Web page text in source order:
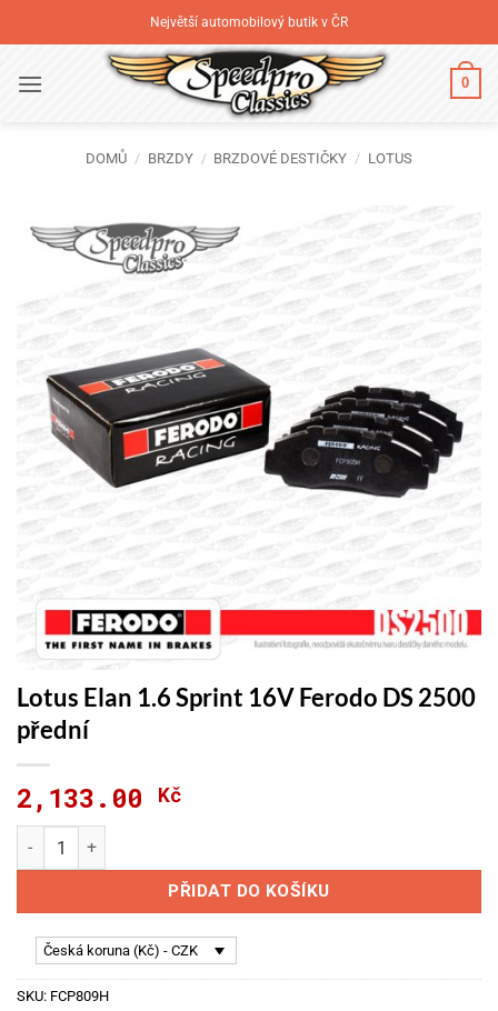
na
Největší automobilový butik v ČR
0
DOMŮ / BRZDY / BRZDOVÉ DESTIČKY / LOTUS
Lotus Elan 1.6 Sprint 16V Ferodo DS 2500
přední
2,133.00 Kč
Lotus Elan 1.6 Sprint 16V Ferodo DS 2500 přední množství
PŘIDAT DO KOŠÍKU
Česká koruna (Kč) - CZK
SKU: FCP809H